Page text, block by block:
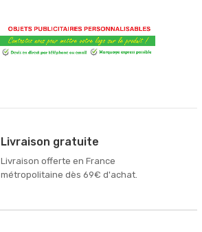
Livraison gratuite
Livraison offerte en France
métropolitaine dès 69€ d'achat.